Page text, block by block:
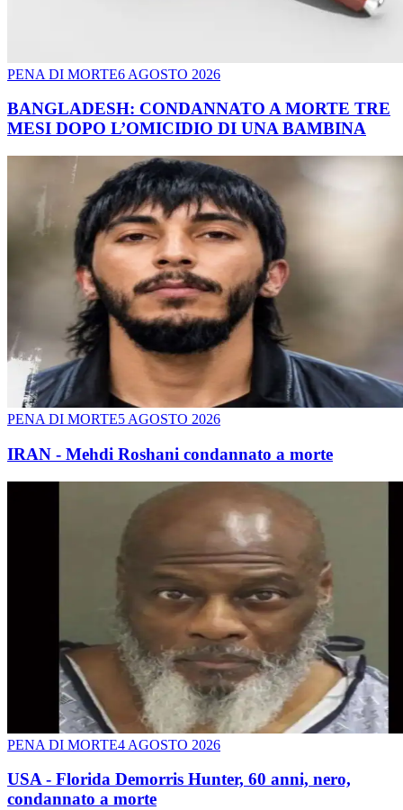
PENA DI MORTE6 AGOSTO 2026
BANGLADESH: CONDANNATO A MORTE TRE
MESI DOPO L’OMICIDIO DI UNA BAMBINA
PENA DI MORTE5 AGOSTO 2026
IRAN - Mehdi Roshani condannato a morte
PENA DI MORTE4 AGOSTO 2026
USA - Florida Demorris Hunter, 60 anni, nero,
condannato a morte